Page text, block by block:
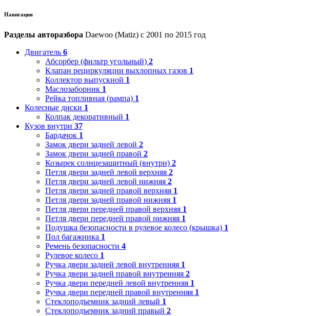
Навигация
Разделы авторазбора Daewoo (Matiz) с 2001 по 2015 год
Двигатель 6
Абсорбер (фильтр угольный) 2
Клапан рециркуляции выхлопных газов 1
Коллектор выпускной 1
Маслозаборник 1
Рейка топливная (рампа) 1
Колесные диски 1
Колпак декоративный 1
Кузов внутри 37
Бардачок 1
Замок двери задней левой 2
Замок двери задней правой 2
Козырек солнцезащитный (внутри) 2
Петля двери задней левой верхняя 2
Петля двери задней левой нижняя 2
Петля двери задней правой верхняя 1
Петля двери задней правой нижняя 1
Петля двери передней правой верхняя 1
Петля двери передней правой нижняя 1
Подушка безопасности в рулевое колесо (крышка) 1
Пол багажника 1
Ремень безопасности 4
Рулевое колесо 1
Ручка двери задней левой внутренняя 1
Ручка двери задней правой внутренняя 2
Ручка двери передней левой внутренняя 1
Ручка двери передней правой внутренняя 1
Стеклоподъемник задний левый 1
Стеклоподъемник задний правый 2